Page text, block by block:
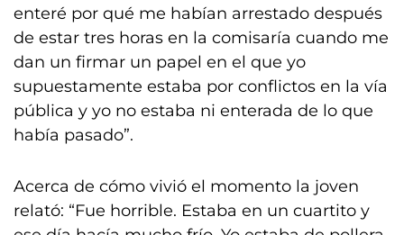
enteré por qué me habían arrestado después
de estar tres horas en la comisaría cuando me
dan un firmar un papel en el que yo
supuestamente estaba por conflictos en la vía
pública y yo no estaba ni enterada de lo que
había pasado”.
Acerca de cómo vivió el momento la joven
relató: “Fue horrible. Estaba en un cuartito y